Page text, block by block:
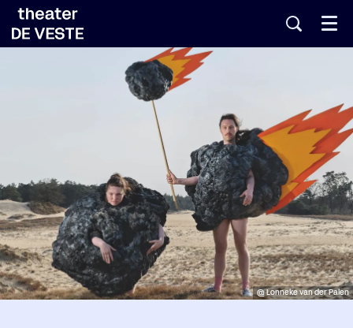
Menu
@ Lonneke van der Palen